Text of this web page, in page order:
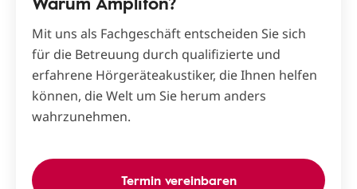
Mit uns als Fachgeschäft entscheiden Sie sich
für die Betreuung durch qualifizierte und
erfahrene Hörgeräteakustiker, die Ihnen helfen
können, die Welt um Sie herum anders
wahrzunehmen.
Termin vereinbaren